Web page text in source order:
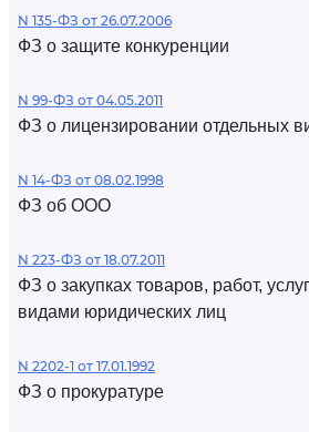
N 135-ФЗ от 26.07.2006
ФЗ о защите конкуренции
N 99-ФЗ от 04.05.2011
ФЗ о лицензировании отдельных
N 14-ФЗ от 08.02.1998
ФЗ об ООО
N 223-ФЗ от 18.07.2011
ФЗ о закупках товаров, работ,
видами юридических лиц
N 2202-1 от 17.01.1992
ФЗ о прокуратуре